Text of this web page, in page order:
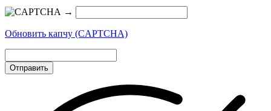
→
Обновить капчу (CAPTCHA)
Отправить